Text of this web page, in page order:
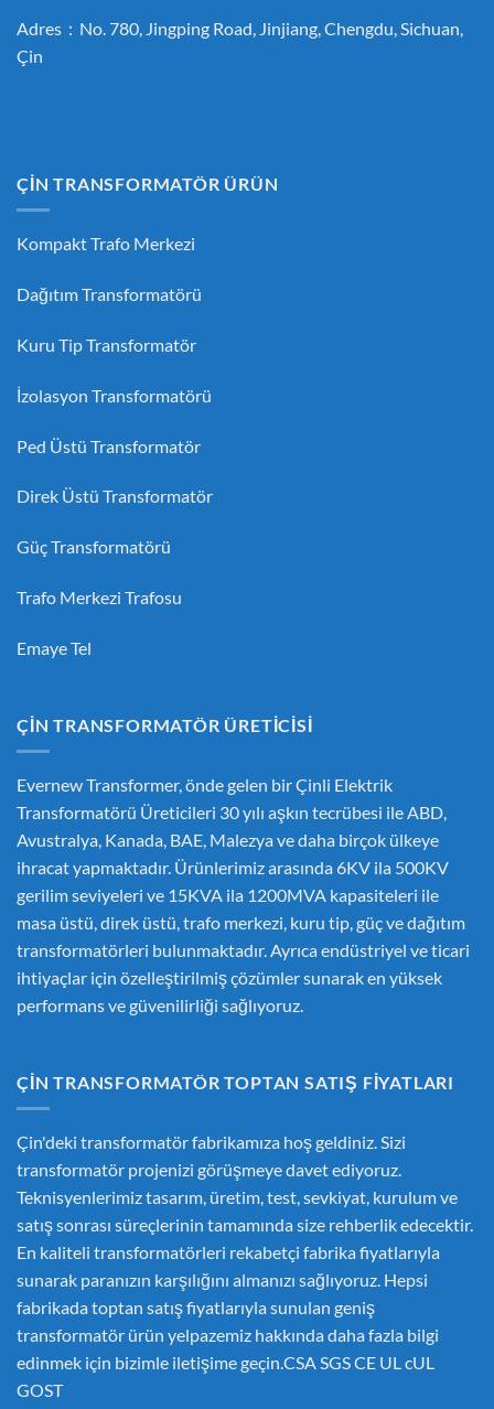
Adres：No. 780, Jingping Road, Jinjiang, Chengdu, Sichuan,
Çin
ÇİN TRANSFORMATÖR ÜRÜN
Kompakt Trafo Merkezi
Dağıtım Transformatörü
Kuru Tip Transformatör
İzolasyon Transformatörü
Ped Üstü Transformatör
Direk Üstü Transformatör
Güç Transformatörü
Trafo Merkezi Trafosu
Emaye Tel
ÇIN TRANSFORMATÖR ÜRETICISI
Evernew Transformer, önde gelen birÇinli Elektrik
Transformatörü Üreticileri 30 yılı aşkın tecrübesi ile ABD,
Avustralya, Kanada, BAE, Malezya ve daha birçok ülkeye
ihracat yapmaktadır. Ürünlerimiz arasında 6KV ila 500KV
gerilim seviyeleri ve 15KVA ila 1200MVA kapasiteleri ile
masa üstü, direk üstü, trafo merkezi, kuru tip, güç ve dağıtım
transformatörleri bulunmaktadır. Ayrıca endüstriyel ve ticari
ihtiyaçlar için özelleştirilmiş çözümler sunarak en yüksek
performans ve güvenilirliği sağlıyoruz.
ÇIN TRANSFORMATÖR TOPTAN SATIŞ FIYATLARI
Çin'deki transformatör fabrikamıza hoş geldiniz. Sizi
transformatör projenizi görüşmeye davet ediyoruz.
Teknisyenlerimiz tasarım, üretim, test, sevkiyat, kurulum ve
satış sonrası süreçlerinin tamamında size rehberlik edecektir.
En kaliteli transformatörleri rekabetçi fabrika fiyatlarıyla
sunarak paranızın karşılığını almanızı sağlıyoruz. Hepsi
fabrikada toptan satış fiyatlarıyla sunulan geniş
transformatör ürün yelpazemiz hakkında daha fazla bilgi
edinmek için bizimle iletişime geçin.CSA SGS CE UL cUL
GOST